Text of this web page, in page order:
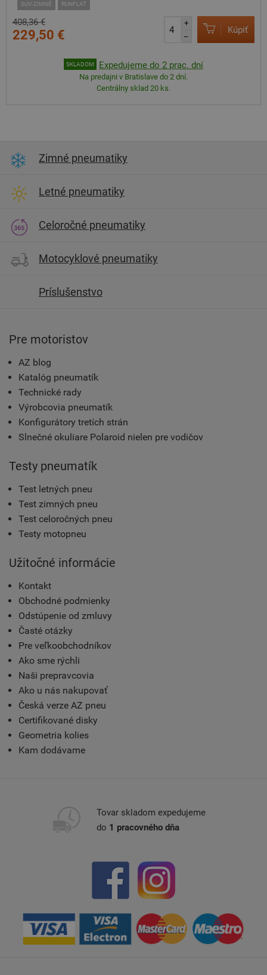
SUV-ZIMNÉ RUNFLAT
408,36 €
229,50 €
+
–
Kúpiť
SKLADOM Expedujeme do 2 prac. dní
Na predajni v Bratislave do 2 dní.
Centrálny sklad 20 ks.
Zimné pneumatiky
Letné pneumatiky
Celoročné pneumatiky
Motocyklové pneumatiky
Príslušenstvo
Pre motoristov
AZ blog
Katalóg pneumatík
Technické rady
Výrobcovia pneumatík
Konfigurátory tretích strán
Slnečné okuliare Polaroid nielen pre vodičov
Testy pneumatík
Test letných pneu
Test zimných pneu
Test celoročných pneu
Testy motopneu
Užitočné informácie
Kontakt
Obchodné podmienky
Odstúpenie od zmluvy
Časté otázky
Pre veľkoobchodníkov
Ako sme rýchli
Naši prepravcovia
Ako u nás nakupovať
Česká verze AZ pneu
Certifikované disky
Geometria kolies
Kam dodávame
Tovar skladom expedujeme
do 1 pracovného dňa